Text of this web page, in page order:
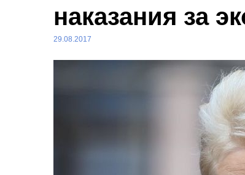
наказания за
29.08.2017